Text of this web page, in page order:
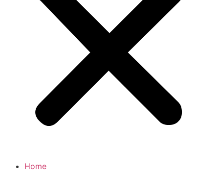
Home